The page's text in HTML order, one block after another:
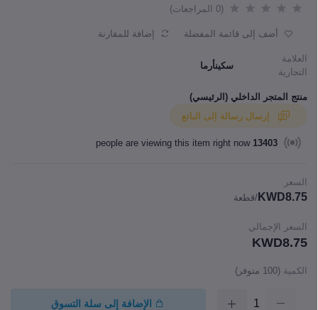
(0 المراجعات)
أضف إلى قائمة المفضلة إضافة للمقارنة
العلامة
التجارية
سكينأرما
منتج المتجر الداخلي (الرئيسي)
13403
السعر
KWD8.75 /قطعة
السعر الإجمالي
KWD8.75
الكمية (
100 متوفر)
الإضافة إلى سلة التسوق